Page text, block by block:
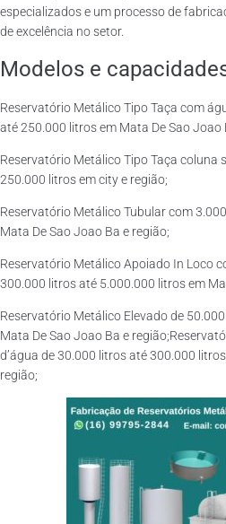
especializados e um processo de
de excelência no setor.
Modelos e
Reservatório Metálico Tipo Taça com
até 250.000 litros em Mata De Sao Joao
Reservatório Metálico Tipo Taça coluna
250.000 litros em city e região;
Reservatório Metálico Tubular com
Mata De Sao Joao Ba e região;
Reservatório Metálico Apoiado In Loco
300.000 litros até 5.000.000 litros em
Reservatório Metálico Elevado de
Mata De Sao Joao Ba e
d’água de 30.000 litros até 300.000
região;